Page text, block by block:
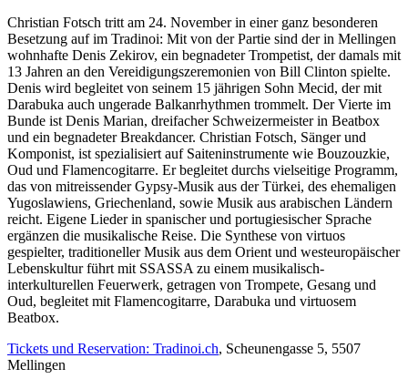
Christian Fotsch tritt am 24. November in einer ganz besonderen
Besetzung auf im Tradinoi: Mit von der Partie sind der in Mellingen
wohnhafte Denis Zekirov, ein begnadeter Trompetist, der damals mit
13 Jahren an den Vereidigungszeremonien von Bill Clinton spielte.
Denis wird begleitet von seinem 15 jährigen Sohn Mecid, der mit
Darabuka auch ungerade Balkanrhythmen trommelt. Der Vierte im
Bunde ist Denis Marian, dreifacher Schweizermeister in Beatbox
und ein begnadeter Breakdancer. Christian Fotsch, Sänger und
Komponist, ist spezialisiert auf Saiteninstrumente wie Bouzouzkie,
Oud und Flamencogitarre. Er begleitet durchs vielseitige Programm,
das von mitreissender Gypsy-Musik aus der Türkei, des ehemaligen
Yugoslawiens, Griechenland, sowie Musik aus arabischen Ländern
reicht. Eigene Lieder in spanischer und portugiesischer Sprache
ergänzen die musikalische Reise. Die Synthese von virtuos
gespielter, traditioneller Musik aus dem Orient und westeuropäischer
Lebenskultur führt mit SSASSA zu einem musikalisch-
interkulturellen Feuerwerk, getragen von Trompete, Gesang und
Oud, begleitet mit Flamencogitarre, Darabuka und virtuosem
Beatbox.
Tickets und Reservation: Tradinoi.ch, Scheunengasse 5, 5507
Mellingen